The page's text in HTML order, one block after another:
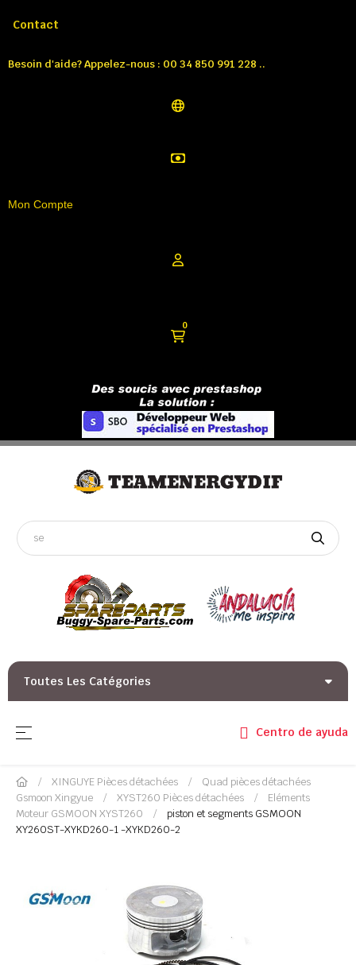
Contact
Besoin d'aide? Appelez-nous : 00 34 850 991 228 ..
Mon Compte
0
Toutes Les Catégories
Basculer la navigation
☰ Centro de ayuda
XINGUYE Pièces détachées
Quad pièces détachées
Gsmoon Xingyue
XYST260 Pièces détachées
Eléments
Moteur GSMOON XYST260
piston et segments GSMOON
XY260ST-XYKD260-1 -XYKD260-2